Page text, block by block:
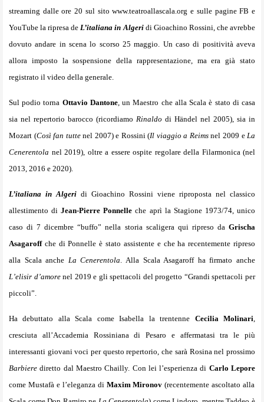
streaming dalle ore 20 sul sitowww.teatroallascala.org e sulle pagine FB e
YouTube la ripresa de L’italiana in Algeri di Gioachino Rossini, che avrebbe
dovuto andare in scena lo scorso 25 maggio. Un caso di positività aveva
allora imposto la sospensione della rappresentazione, ma era già stato
registrato il video della generale.
Sul podio torna Ottavio Dantone, un Maestro che alla Scala è stato di casa
sia nel repertorio barocco (ricordiamo Rinaldo di Händel nel 2005), sia in
Mozart (Così fan tuttenel 2007) e Rossini (Il viaggio a Reimsnel 2009 e La
Cenerentola nel 2019), oltre a essere ospite regolare della Filarmonica (nel
2013, 2016 e 2020).
L’italiana in Algeri di Gioachino Rossini viene riproposta nel classico
allestimento diJean-Pierre Ponnelle che aprì la Stagione 1973/74, unico
caso di 7 dicembre “buffo” nella storia scaligera qui ripreso da Grischa
Asagaroffche di Ponnelle è stato assistente e che ha recentemente ripreso
alla Scala anche La Cenerentola . Alla Scala Asagaroff ha firmato anche
L’elisir d’amorenel 2019 e gli spettacoli del progetto “Grandi spettacoli per
piccoli”.
Ha debuttato alla Scala come Isabella la trentenne Cecilia Molinari
cresciuta all’Accademia Rossiniana di Pesaro e affermatasi tra le più
interessanti giovani voci per questo repertorio, che sarà Rosina nel prossimo
Barbiere diretto dal Maestro Chailly. Con lei l’esperienza di Carlo Lepore
come Mustafà e l’eleganza di Maxim Mironov (recentemente ascoltato alla